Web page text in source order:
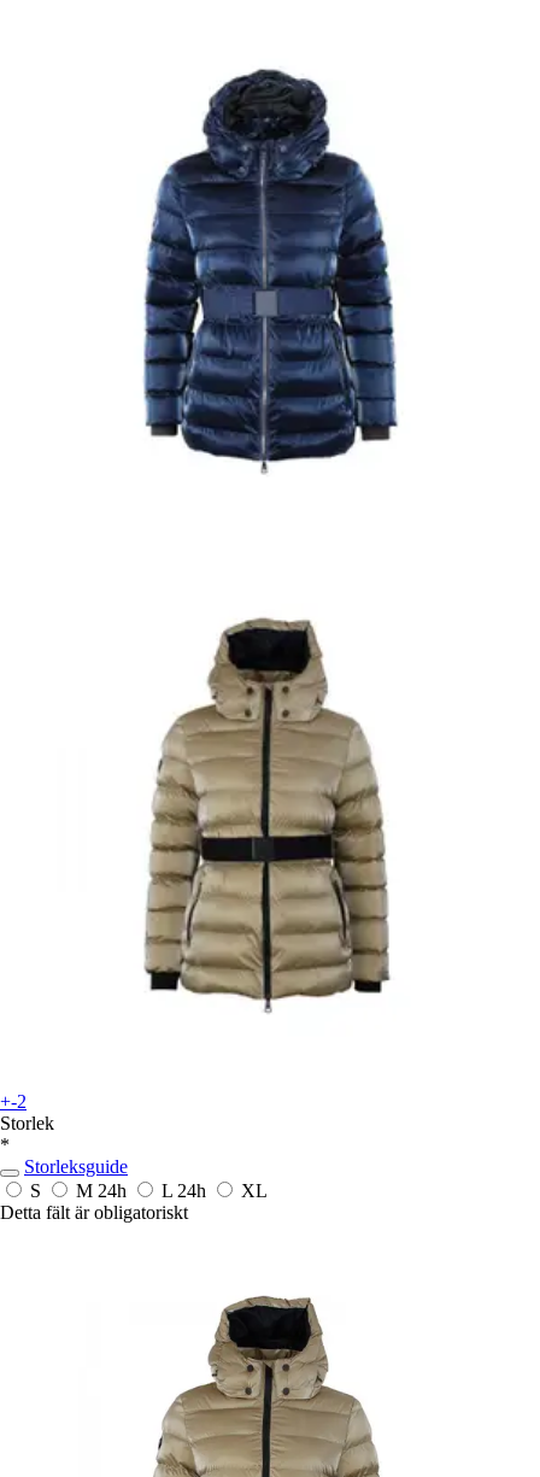
+-2
Storlek
*
Storleksguide
S
M 24h L 24h
XL
Detta fält är obligatoriskt